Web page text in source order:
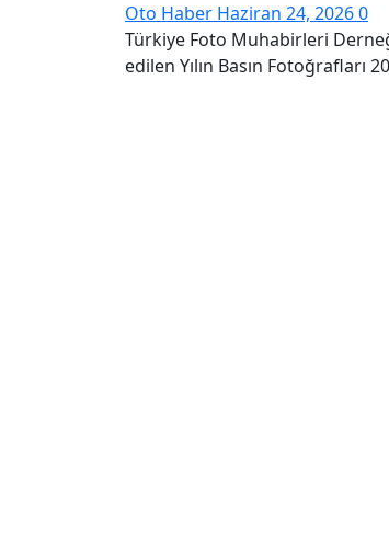
Oto Haber Haziran 24, 20260
Türkiye Foto Muhabirleri
edilen Yılın Basın